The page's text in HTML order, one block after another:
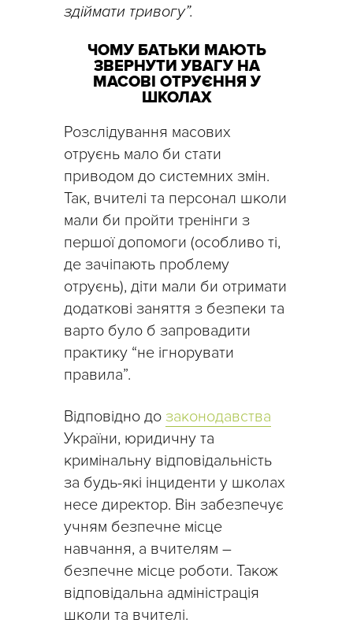
здіймати тривогу”.
ЧОМУ БАТЬКИ МАЮТЬ
ЗВЕРНУТИ УВАГУ НА
МАСОВІ ОТРУЄННЯ У
ШКОЛАХ
Розслідування масових
отруєнь мало би стати
приводом до системних змін.
Так, вчителі та персонал школи
мали би пройти тренінги з
першої допомоги (особливо ті,
де зачіпають проблему
отруєнь), діти мали би отримати
додаткові заняття з безпеки та
варто було б запровадити
практику “не ігнорувати
правила”.
Відповідно до законодавства
України, юридичну та
кримінальну відповідальність
за будь-які інциденти у школах
несе директор. Він забезпечує
учням безпечне місце
навчання, а вчителям –
безпечне місце роботи. Також
відповідальна адміністрація
школи та вчителі.